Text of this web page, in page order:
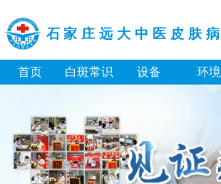
石家庄远大中医皮肤
首页 白斑常识 设备 环境